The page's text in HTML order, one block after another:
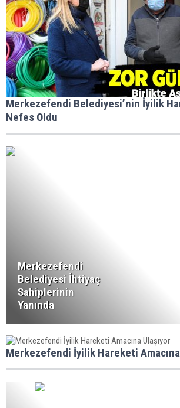
Merkezefendi Belediyesi’nin İyilik
Nefes Oldu
Merkezefendi
Belediyesi İhtiyaç
Sahiplerinin
Yanında
Merkezefendi İyilik Hareketi Amacına